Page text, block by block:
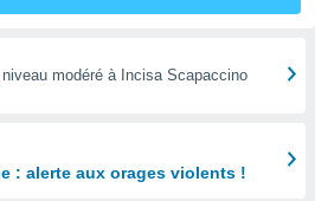
modéré à Incisa Scapaccino
: alerte aux orages violents !